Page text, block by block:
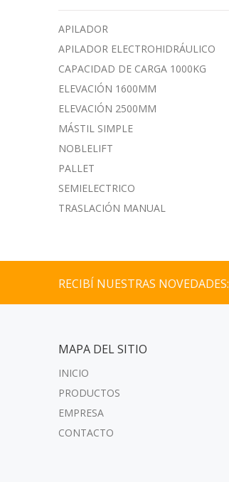
APILADOR
APILADOR ELECTROHIDRÁULICO
CAPACIDAD DE CARGA 1000KG
ELEVACIÓN 1600MM
ELEVACIÓN 2500MM
MÁSTIL SIMPLE
NOBLELIFT
PALLET
SEMIELECTRICO
TRASLACIÓN MANUAL
RECIBÍ NUESTRAS NOVEDADES:
MAPA DEL SITIO
INICIO
PRODUCTOS
EMPRESA
CONTACTO